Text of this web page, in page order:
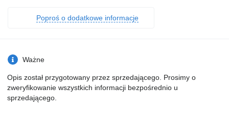
Poproś o dodatkowe informacje
Ważne
Opis został przygotowany przez sprzedającego. Prosimy o
zweryfikowanie wszystkich informacji bezpośrednio u
sprzedającego.